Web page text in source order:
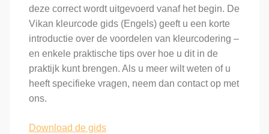
deze correct wordt uitgevoerd vanaf het begin. De
Vikan kleurcode gids (Engels) geeft u een korte
introductie over de voordelen van kleurcodering –
en enkele praktische tips over hoe u dit in de
praktijk kunt brengen. Als u meer wilt weten of u
heeft specifieke vragen, neem dan contact op met
ons.
Download de gids